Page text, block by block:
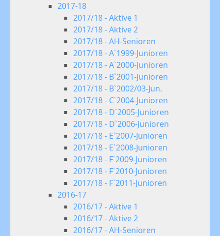
2017-18
2017/18 - Aktive 1
2017/18 - Aktive 2
2017/18 - AH-Senioren
2017/18 - A`1999-Junioren
2017/18 - A`2000-Junioren
2017/18 - B`2001-Junioren
2017/18 - B`2002/03-Jun.
2017/18 - C`2004-Junioren
2017/18 - D`2005-Junioren
2017/18 - D`2006-Junioren
2017/18 - E`2007-Junioren
2017/18 - E`2008-Junioren
2017/18 - F`2009-Junioren
2017/18 - F`2010-Junioren
2017/18 - F`2011-Junioren
2016-17
2016/17 - Aktive 1
2016/17 - Aktive 2
2016/17 - AH-Senioren